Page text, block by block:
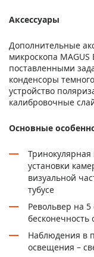
Аксессуары
Дополнительные
микроскопа MAGUS
поставленными
конденсоры
устройство
калибровочные
Основные
установки
визуальной
тубусе
Револьвер на
Наблюдения в
освещения –